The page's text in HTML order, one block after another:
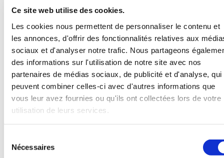
Ce site web utilise des cookies.
Les cookies nous permettent de personnaliser le contenu et
les annonces, d'offrir des fonctionnalités relatives aux
sociaux et d'analyser notre trafic. Nous partageons
des informations sur l'utilisation de notre site avec nos
partenaires de médias sociaux, de publicité et d'analyse, qui
peuvent combiner celles-ci avec d'autres informations que
vous leur avez fournies ou qu'ils ont collectées lors de votre
utilisation de leurs services.
Nécessaires
fluides
sous
pression.
-
Système
de
préhension
des
en